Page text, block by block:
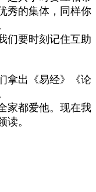
秀的集体，同样你
们要时刻记住互助
拿出《易经》《论
家都爱他。现在我
读。